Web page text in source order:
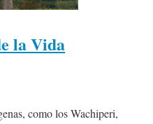
la Vida
como los Wachiperi,